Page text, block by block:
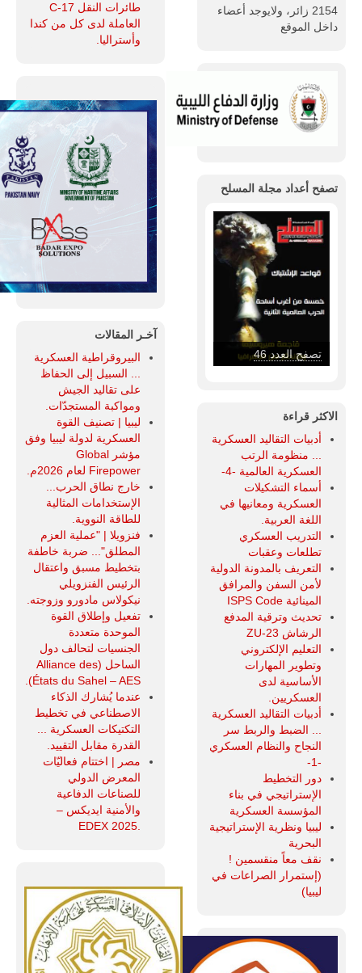
2154 زائر، ولايوجد أعضاء
داخل الموقع
تصفح أعداد مجلة المسلح
تصفح العدد 46
الاكثر قراءة
أدبيات التقاليد العسكرية
... منظومة الرتب
العسكرية العالمية -4-
أسماء التشكيلات
العسكرية ومعانيها في
اللغة العربية.
التدريب العسكري
تطلعات وعقبات
التعريف بالمدونة الدولية
لأمن السفن والمرافق
المينائية ISPS Code
تحديث وترقية المدفع
الرشاش ZU-23
التعليم الإلكتروني
وتطوير المهارات
الأساسية لدى
العسكريين.
أدبيات التقاليد العسكرية
... الضبط والربط سر
النجاح والنظام العسكري
-1-
دور التخطيط
الإستراتيجي في بناء
المؤسسة العسكرية
ليبيا ونظرية الإستراتيجية
البحرية
نقف معاً منقسمين !
(إستمرار الصراعات في
ليبيا)
طائرات النقل C-17
العاملة لدى كل من كندا
وأستراليا.
آخـر المقالات
البيروقراطية العسكرية
... السبيل إلى الحفاظ
على تقاليد الجيش
ومواكبة المستجدّات.
ليبيا | تصنيف القوة
العسكرية لدولة ليبيا وفق
مؤشر Global
Firepower لعام 2026م.
خارج نطاق الحرب...
الإستخدامات المثالية
للطاقة النووية.
فنزويلا | "عملية العزم
المطلق"... ضربة خاطفة
بتخطيط مسبق واعتقال
الرئيس الفنزويلي
نيكولاس مادورو وزوجته.
تفعيل وإطلاق القوة
الموحدة متعددة
الجنسيات لتحالف دول
الساحل (Alliance des
États du Sahel – AES).
عندما يُشارك الذكاء
الاصطناعي في تخطيط
التكتيكات العسكرية ...
القدرة مقابل التقييد.
مصر | اختتام فعاليّات
المعرض الدولي
للصناعات الدفاعية
والأمنية ايديكس ‒
.EDEX 2025